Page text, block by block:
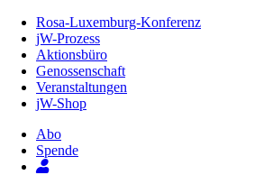
Inhalt
Seite
Rosa-Luxemburg-Konferenz
jW-Prozess
Aktionsbüro
Genossenschaft
Veranstaltungen
jW-Shop
Abo
Spende